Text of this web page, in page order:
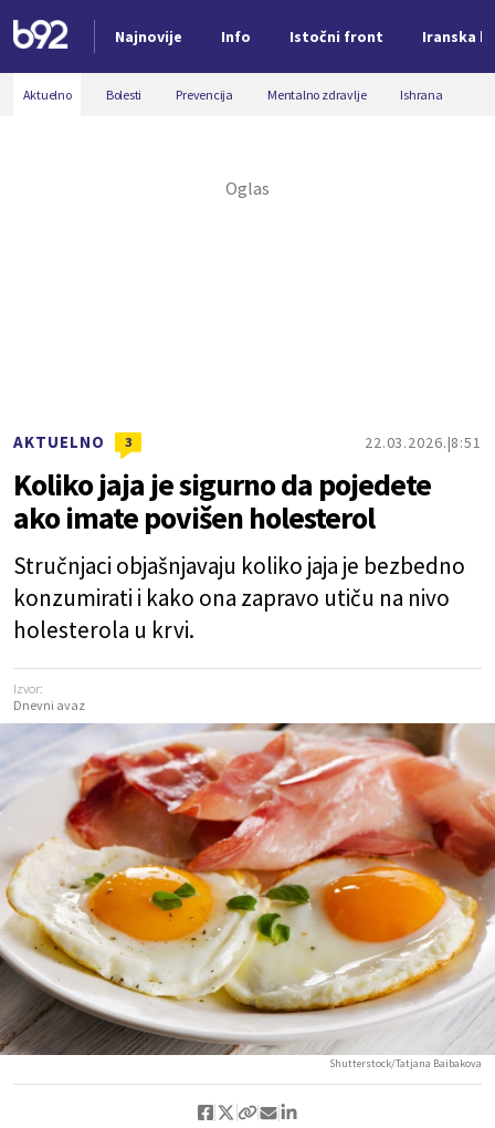
Najnovije Info Istočni front Iranska
Nova vest
Aktuelno Bolesti Prevencija Mentalno zdravlje Ishrana
AKTUELNO 3 22.03.2026. 8:51
Koliko jaja je sigurno da pojedete
ako imate povišen holesterol
Stručnjaci objašnjavaju koliko jaja je bezbedno
konzumirati i kako ona zapravo utiču na nivo
holesterola u krvi.
Izvor:
Dnevni avaz
Shutterstock/Tatjana Baibakova